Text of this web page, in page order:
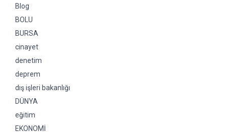
Blog
BOLU
BURSA
cinayet
denetim
deprem
dış işleri bakanlığı
DÜNYA
eğitim
EKONOMİ